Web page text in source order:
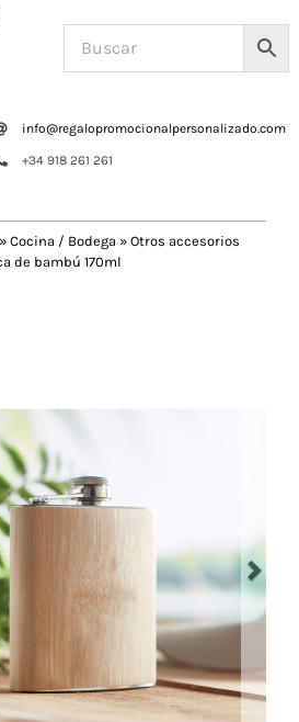
info@regalopromocionalpersonalizado.com
+34 918 261 261
» Cocina / Bodega » Otros accesorios
de bambú 170ml